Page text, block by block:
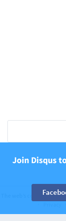
Join Disqus
The web’s community of